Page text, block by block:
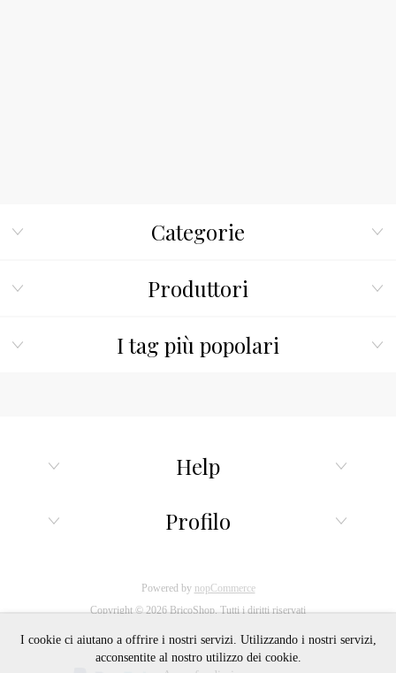
Categorie
Produttori
I tag più popolari
Help
Profilo
Powered by nopCommerce
Copyright © 2026 BricoShop. Tutti i diritti riservati
I cookie ci aiutano a offrire i nostri servizi. Utilizzando i nostri servizi,
acconsentite al nostro utilizzo dei cookie.